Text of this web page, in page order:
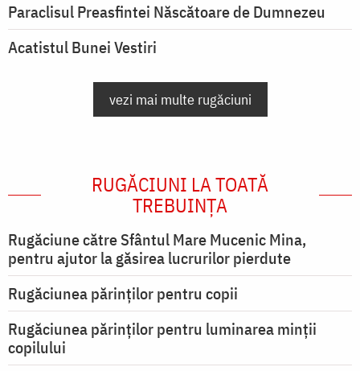
Paraclisul Preasfintei Născătoare de Dumnezeu
Acatistul Bunei Vestiri
vezi mai multe rugăciuni
RUGĂCIUNI LA TOATĂ
TREBUINȚA
Rugăciune către Sfântul Mare Mucenic Mina,
pentru ajutor la găsirea lucrurilor pierdute
Rugăciunea părinților pentru copii
Rugăciunea părinților pentru luminarea minţii
copilului